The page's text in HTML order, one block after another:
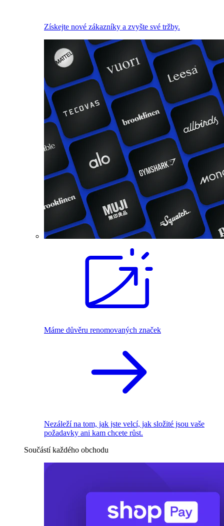
Získejte nové zákazníky a zvyšte své tržby.
Máme důvěru renomovaných značek
Nezáleží na tom, jak jste velcí, jak složité jsou vaše
požadavky ani kam chcete růst.
Součástí každého obchodu